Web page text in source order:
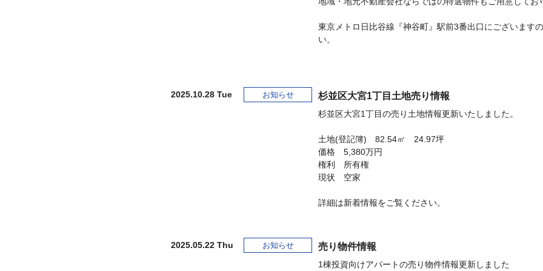
東京メトロ日比谷線『神谷町』駅前3番出口にございます
い。
2025.10.28 Tue お知らせ 杉並区大宮1丁目土地売り情報
杉並区大宮1丁目の売り土地情報更新いたしました。
土地(登記簿) 82.54㎡ 24.97坪
価格 5,380万円
権利 所有権
現状 空家
詳細は新着情報をご覧ください。
2025.05.22 Thu お知らせ 売り物件情報
1棟投資向けアパートの売り物件情報更新しました